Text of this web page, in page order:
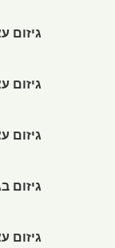
גיזום
גיזום
גיזום
גיזום
גיזום